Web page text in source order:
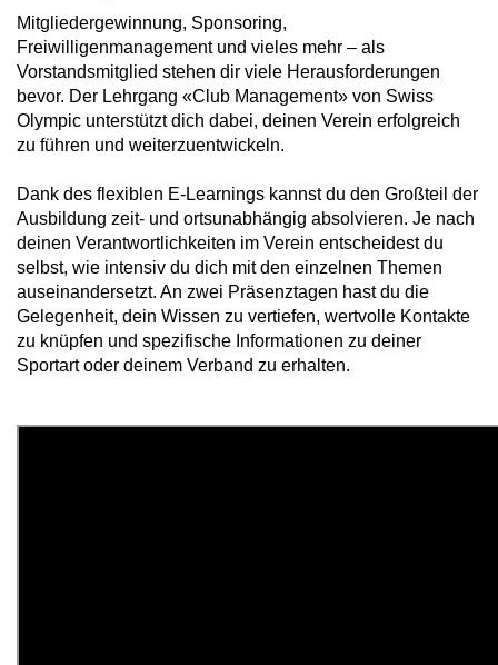
Mitgliedergewinnung, Sponsoring,
Freiwilligenmanagement und vieles mehr – als
Vorstandsmitglied stehen dir viele Herausforderungen
bevor. Der Lehrgang «Club Management» von Swiss
Olympic unterstützt dich dabei, deinen Verein erfolgreich
zu führen und weiterzuentwickeln.
Dank des flexiblen E-Learnings kannst du den Großteil der
Ausbildung zeit- und ortsunabhängig absolvieren. Je nach
deinen Verantwortlichkeiten im Verein entscheidest du
selbst, wie intensiv du dich mit den einzelnen Themen
auseinandersetzt. An zwei Präsenztagen hast du die
Gelegenheit, dein Wissen zu vertiefen, wertvolle Kontakte
zu knüpfen und spezifische Informationen zu deiner
Sportart oder deinem Verband zu erhalten.